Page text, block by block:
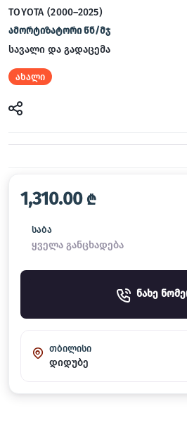
TOYOTA (2000–2025)
ამორტიზატორი წნ/მჯ
სავალი და გადაცემა
ახალი
1,310.00 ₾
საბა
ყველა განცხადება
ნახე
თბილისი
დიდუბე